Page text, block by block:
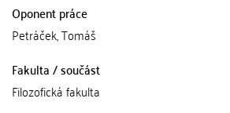
Oponent práce
Petráček, Tomáš
Fakulta / součást
Filozofická fakulta